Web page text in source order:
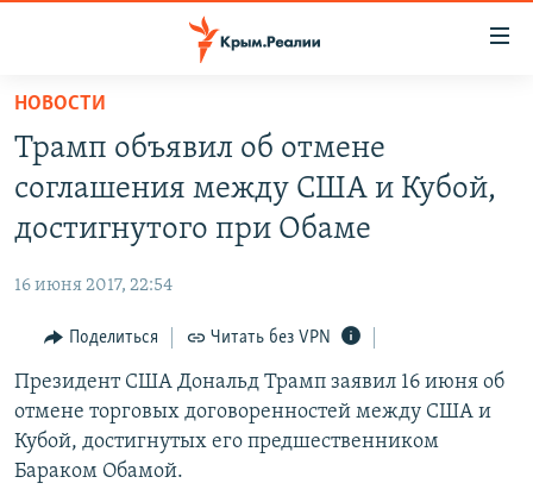
Вернуться
основному
содержанию
главной
Вернутся
поиску
СПЕЦПРОЕКТЫ
11 ЛЕТ ОККУПАЦИИ КРЫМА. 11 ИСТОРИЙ СОПРОТИВЛЕНИЯ
ЕЩЕ
ИНТЕРАКТИВ
ИНФОГРАФИКА
ТЕЛЕПРОЕКТ КРЫМ.РЕАЛИИ
СОВЕТЫ ПРАВОЗАЩИТНИКОВ
РАДІО СВОБОДА
КАК ОБОЙТИ БЛОКИРОВКУ
Українською
Qırımtatar
НОВОСТИ
Трамп объявил об отмене
соглашения между США и Кубой,
достигнутого при Обаме
16 июня 2017, 22:54
Поделиться Читать без VPN
Президент США Дональд Трамп заявил 16 июня об
отмене торговых договоренностей между США и
Кубой, достигнутых его предшественником
Бараком Обамой.